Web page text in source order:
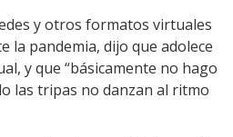
y otros formatos virtuales
pandemia, dijo que adolece
y que “básicamente no hago
las tripas no danzan al ritmo